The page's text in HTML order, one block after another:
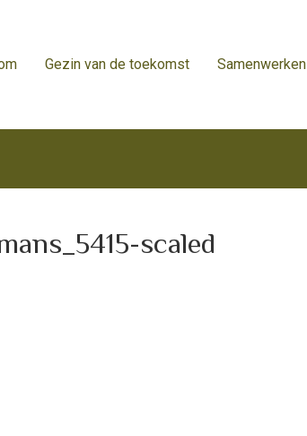
Gezin van de toekomst Samenwerken
scaled